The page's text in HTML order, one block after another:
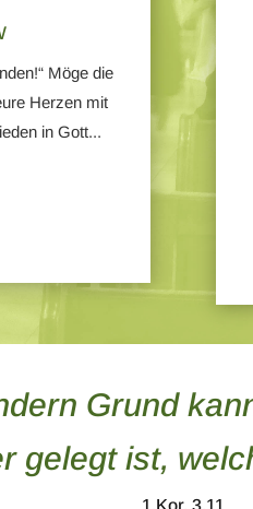
Möge die
Herzen mit
in Gott...
Grund
gelegt ist,